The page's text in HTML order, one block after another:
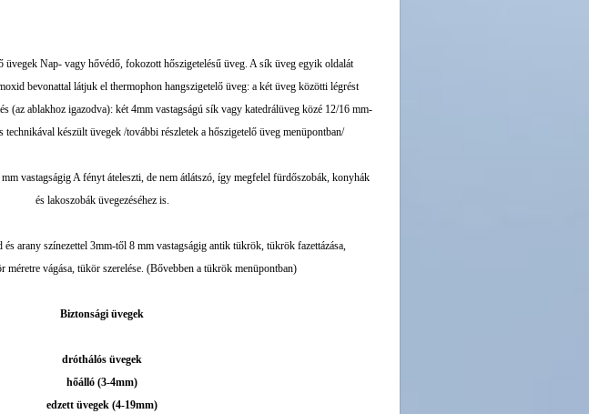
üvegek Nap- vagy hővédő, fokozott hőszigetelésű üveg. A sík üveg egyik oldalát
bevonattal látjuk el thermophon hangszigetelő üveg: a két üveg közötti légrést
(az ablakhoz igazodva): két 4mm vastagságú sík vagy katedrálüveg közé 12/16 mm-
technikával készült üvegek /további részletek a hőszigetelő üveg menüpontban/
vastagságig A fényt áteleszti, de nem átlátszó, így megfelel fürdőszobák, konyhák
és lakoszobák üvegezéséhez is.
és arany színezettel 3mm-től 8 mm vastagságig antik tükrök, tükrök fazettázása,
méretre vágása, tükör szerelése. (Bővebben a tükrök menüpontban)
Biztonsági üvegek
dróthálós üvegek
hőálló (3-4mm)
edzett üvegek (4-19mm)